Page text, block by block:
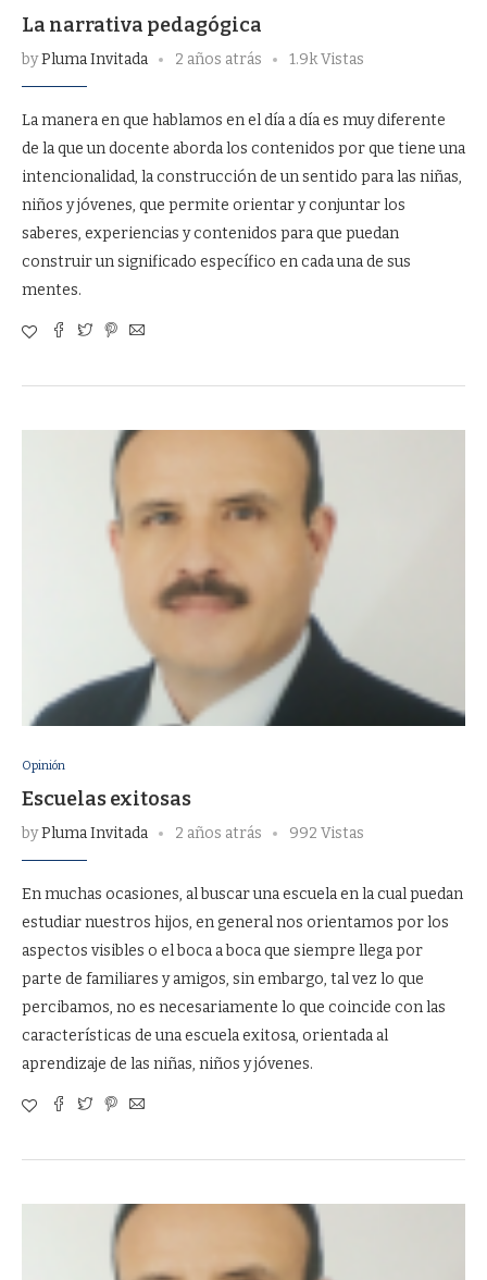
La narrativa pedagógica
byPluma Invitada 2 años atrás 1.9k Vistas
La manera en que hablamos en el día a día es muy diferente
de la que un docente aborda los contenidos por que tiene una
intencionalidad, la construcción de un sentido para las niñas,
niños y jóvenes, que permite orientar y conjuntar los
saberes, experiencias y contenidos para que puedan
construir un significado específico en cada una de sus
mentes.
Opinión
Escuelas exitosas
byPluma Invitada 2 años atrás 992 Vistas
En muchas ocasiones, al buscar una escuela en la cual puedan
estudiar nuestros hijos, en general nos orientamos por los
aspectos visibles o el boca a boca que siempre llega por
parte de familiares y amigos, sin embargo, tal vez lo que
percibamos, no es necesariamente lo que coincide con las
características de una escuela exitosa, orientada al
aprendizaje de las niñas, niños y jóvenes.